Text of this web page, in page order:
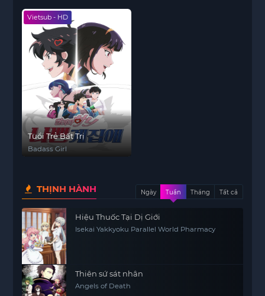
Vietsub - HD
Tuổi Trẻ Bất Trị
Badass Girl
THỊNH HÀNH Ngày Tuần Tháng Tất cả
Hiệu Thuốc Tại Dị Giới
Isekai Yakkyoku Parallel World Pharmacy
Thiên sứ sát nhân
Angels of Death